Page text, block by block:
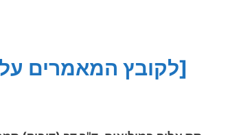
[לקובץ המאמרים